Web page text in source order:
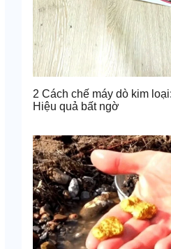
2 Cách chế máy dò kim
Hiệu quả bất ngờ